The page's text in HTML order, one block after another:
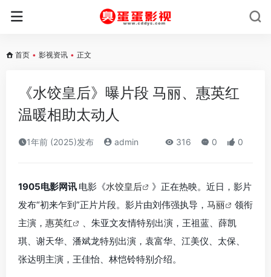
首页 • 影视资讯 • 正文
《水饺皇后》曝片段 马丽、惠英红
温暖相助太动人
1年前 (2025)发布 admin 316 0 0
1905电影网讯 电影《水饺皇后
》正在热映。近日，影片
发布“初来乍到”正片片段。影片由刘伟强执导， 马丽
领衔
主演， 惠英红
、朱亚文友情特别出演，王祖蓝、薛凯
琪、谢天华、潘斌龙特别出演，袁富华、江美仪、太保、
张达明主演，王佳怡、林恺铃特别介绍。